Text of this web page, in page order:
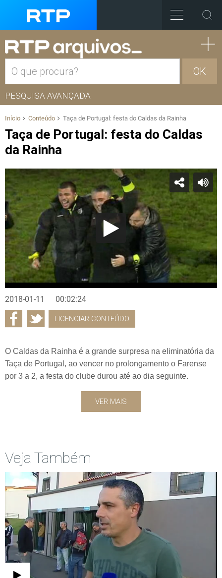
OK
PESQUISA AVANÇADA
Início Conteúdo Taça de Portugal: festa do Caldas da Rainha
Taça de Portugal: festa do Caldas
da Rainha
2018-01-11 00:02:24
LICENCIAR CONTEÚDO
O Caldas da Rainha é a grande surpresa na eliminatória da
Taça de Portugal, ao vencer no prolongamento o Farense
por 3 a 2, a festa do clube durou até ao dia seguinte.
VER MAIS
Veja Também